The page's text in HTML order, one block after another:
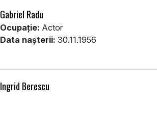
Gabriel Radu
Ocupație: Actor
Data nașterii: 30.11.1956
Ingrid Berescu